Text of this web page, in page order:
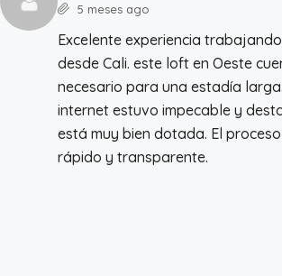
5 meses ago
Excelente experiencia
desde Cali. este loft en Oeste
necesario para una estadía
internet estuvo impecable y
está muy bien dotada. El
rápido y transparente.